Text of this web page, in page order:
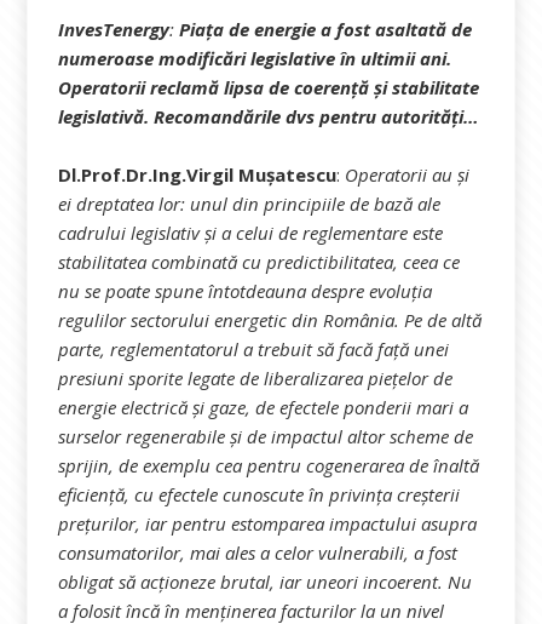
InvesTenergy:Piața de energie a fost asaltată de
numeroase modificări legislative în ultimii ani.
Operatorii reclamă lipsa de coerență și stabilitate
legislativă. Recomandările dvs pentru autorități…
Dl.Prof.Dr.Ing.Virgil Mușatescu: Operatorii au și
ei dreptatea lor: unul din principiile de bază ale
cadrului legislativ și a celui de reglementare este
stabilitatea combinată cu predictibilitatea, ceea ce
nu se poate spune întotdeauna despre evoluția
regulilor sectorului energetic din România. Pe de altă
parte, reglementatorul a trebuit să facă față unei
presiuni sporite legate de liberalizarea piețelor de
energie electrică și gaze, de efectele ponderii mari a
surselor regenerabile și de impactul altor scheme de
sprijin, de exemplu cea pentru cogenerarea de înaltă
eficiență, cu efectele cunoscute în privința creșterii
prețurilor, iar pentru estomparea impactului asupra
consumatorilor, mai ales a celor vulnerabili, a fost
obligat să acționeze brutal, iar uneori incoerent. Nu
a folosit încă în menținerea facturilor la un nivel